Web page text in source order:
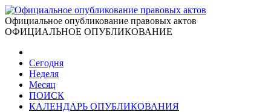
Официальное опубликование правовых актов
ОФИЦИАЛЬНОЕ ОПУБЛИКОВАНИЕ
Сегодня
Неделя
Месяц
ПОИСК
КАЛЕНДАРЬ ОПУБЛИКОВАНИЯ